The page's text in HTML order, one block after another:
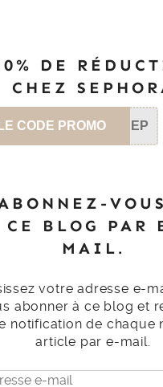
DE
CHEZ
LE CODE PROMO SEP
CE BLOG PAR
MAIL.
votre adresse e-
abonner à ce blog et
notification de chaque
article par e-mail.